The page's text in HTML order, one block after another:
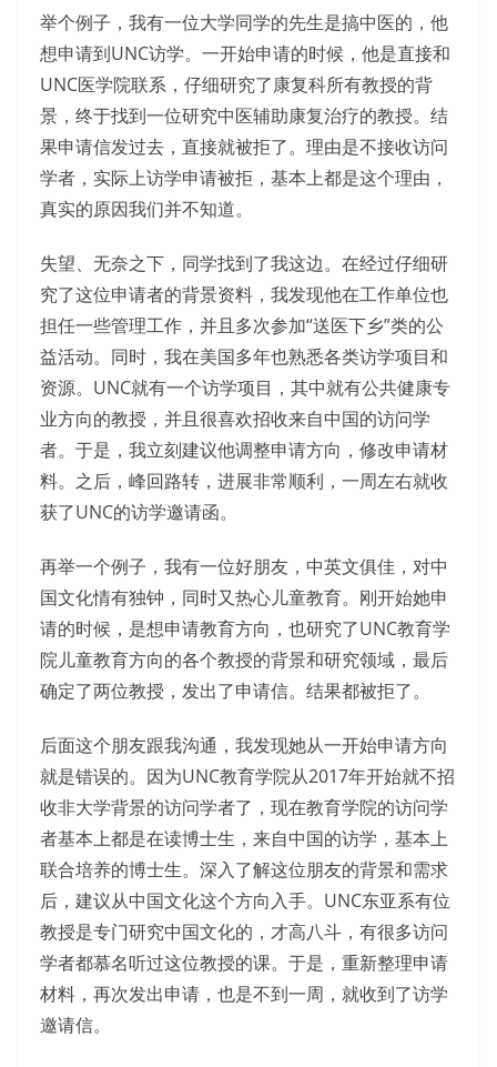
举个例子，我有一位大学同学的先生是搞中医的，他
想申请到UNC访学。一开始申请的时候，他是直接和
UNC医学院联系，仔细研究了康复科所有教授的背
景，终于找到一位研究中医辅助康复治疗的教授。结
果申请信发过去，直接就被拒了。理由是不接收访问
学者，实际上访学申请被拒，基本上都是这个理由，
真实的原因我们并不知道。
失望、无奈之下，同学找到了我这边。在经过仔细研
究了这位申请者的背景资料，我发现他在工作单位也
担任一些管理工作，并且多次参加“送医下乡”类的公
益活动。同时，我在美国多年也熟悉各类访学项目和
资源。UNC就有一个访学项目，其中就有公共健康专
业方向的教授，并且很喜欢招收来自中国的访问学
者。于是，我立刻建议他调整申请方向，修改申请材
料。之后，峰回路转，进展非常顺利，一周左右就收
获了UNC的访学邀请函。
再举一个例子，我有一位好朋友，中英文俱佳，对中
国文化情有独钟，同时又热心儿童教育。刚开始她申
请的时候，是想申请教育方向，也研究了UNC教育学
院儿童教育方向的各个教授的背景和研究领域，最后
确定了两位教授，发出了申请信。结果都被拒了。
后面这个朋友跟我沟通，我发现她从一开始申请方向
就是错误的。因为UNC教育学院从2017年开始就不招
收非大学背景的访问学者了，现在教育学院的访问学
者基本上都是在读博士生，来自中国的访学，基本上
联合培养的博士生。深入了解这位朋友的背景和需求
后，建议从中国文化这个方向入手。UNC东亚系有位
教授是专门研究中国文化的，才高八斗，有很多访问
学者都慕名听过这位教授的课。于是，重新整理申请
材料，再次发出申请，也是不到一周，就收到了访学
邀请信。